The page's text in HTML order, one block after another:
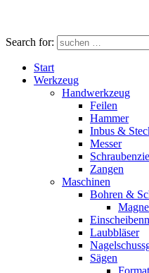
Search for:
Start
Werkzeug
Handwerkzeug
Feilen
Hammer
Inbus &
Messer
Zangen
Maschinen
Bohren &
Laubbläser
Sägen